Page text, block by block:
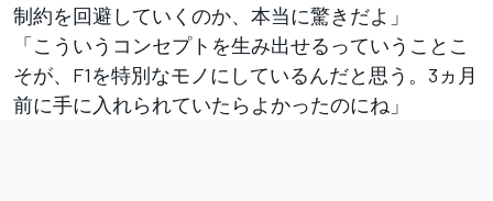
制約を回避していくのか、本当に驚きだよ」
「こういうコンセプトを生み出せるっていうことこ
そが、F1を特別なモノにしているんだと思う。3ヵ月
前に手に入れられていたらよかったのにね」